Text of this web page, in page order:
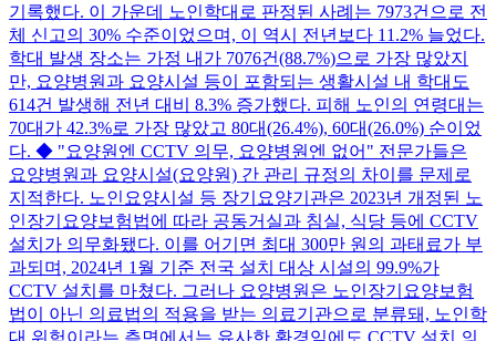
기록했다. 이 가운데 노인학대로 판정된 사례는 7973건으로 전
체 신고의 30% 수준이었으며, 이 역시 전년보다 11.2% 늘었다.
학대 발생 장소는 가정 내가 7076건(88.7%)으로 가장 많았지
만, 요양병원과 요양시설 등이 포함되는 생활시설 내 학대도
614건 발생해 전년 대비 8.3% 증가했다. 피해 노인의 연령대는
70대가 42.3%로 가장 많았고 80대(26.4%), 60대(26.0%) 순이었
다. ◆ "요양원엔 CCTV 의무, 요양병원엔 없어" 전문가들은
요양병원과 요양시설(요양원) 간 관리 규정의 차이를 문제로
지적한다. 노인요양시설 등 장기요양기관은 2023년 개정된 노
인장기요양보험법에 따라 공동거실과 침실, 식당 등에 CCTV
설치가 의무화됐다. 이를 어기면 최대 300만 원의 과태료가 부
과되며, 2024년 1월 기준 전국 설치 대상 시설의 99.9%가
CCTV 설치를 마쳤다. 그러나 요양병원은 노인장기요양보험
법이 아닌 의료법의 적용을 받는 의료기관으로 분류돼, 노인학
대 위험이라는 측면에서는 유사한 환경임에도 CCTV 설치 의